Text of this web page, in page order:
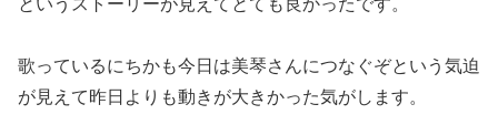
歌っているにちかも今日は美琴さんにつなぐぞという気迫
が見えて昨日よりも動きが大きかった気がします。